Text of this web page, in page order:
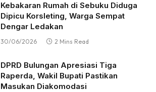
Kebakaran Rumah di Sebuku Diduga
Dipicu Korsleting, Warga Sempat
Dengar Ledakan
30/06/2026 2 Mins Read
DPRD Bulungan Apresiasi Tiga
Raperda, Wakil Bupati Pastikan
Masukan Diakomodasi